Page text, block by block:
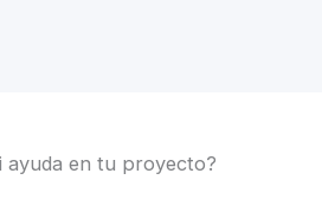
ayuda en tu proyecto?